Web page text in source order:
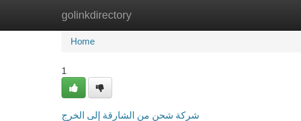
golinkdirectory
Home New Site Listings
Home
1
شركة شحن من الشارقة إلى الخرج